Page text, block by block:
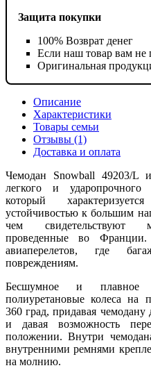
Защита покупки
100% Возврат денег
Если наш товар вам не
Оригинальная
Описание
Характеристики
Товары семьи
Отзывы (1)
Доставка и оплата
Чемодан Snowball 49203/L
легкого и
который
устойчивостью к большим
чем свидетельствуют
проведенные во
авиаперелетов, где
повреждениям.
Бесшумное и плавное
полиуретановые колеса на
360 град, придавая
и давая возможность
положении. Внутри
внутренними ремнями
на молнию.